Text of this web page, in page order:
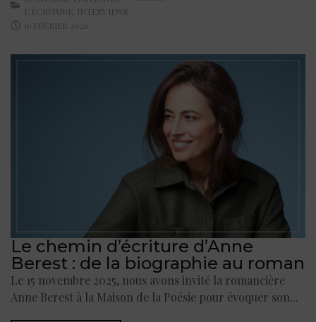
L'ÉCRITURE
INTERVIEWS
16 FÉVRIER 2026
Le chemin d’écriture d’Anne
Berest : de la biographie au roman
Le 15 novembre 2025, nous avons invité la romancière
Anne Berest à la Maison de la Poésie pour évoquer son...